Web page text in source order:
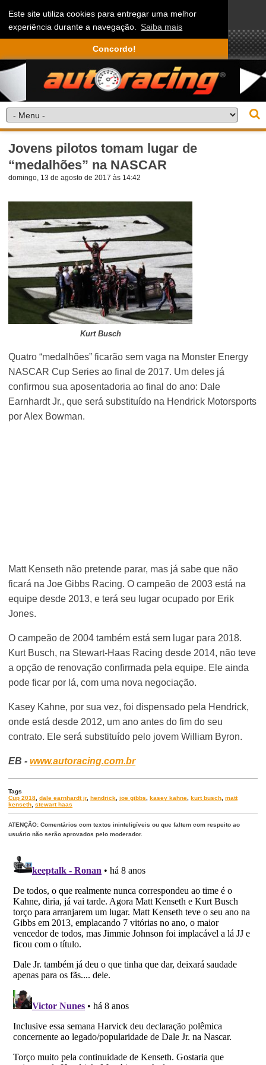
Este site utiliza cookies para entregar uma melhor
experiência durante a navegação. Saiba mais
Concordo!
Jovens pilotos tomam lugar de
“medalhões” na NASCAR
domingo, 13 de agosto de 2017 às 14:42
Kurt Busch
Quatro “medalhões” ficarão sem vaga na Monster Energy
NASCAR Cup Series ao final de 2017. Um deles já
confirmou sua aposentadoria ao final do ano: Dale
Earnhardt Jr., que será substituído na Hendrick Motorsports
por Alex Bowman.
Matt Kenseth não pretende parar, mas já sabe que não
ficará na Joe Gibbs Racing. O campeão de 2003 está na
equipe desde 2013, e terá seu lugar ocupado por Erik
Jones.
O campeão de 2004 também está sem lugar para 2018.
Kurt Busch, na Stewart-Haas Racing desde 2014, não teve
a opção de renovação confirmada pela equipe. Ele ainda
pode ficar por lá, com uma nova negociação.
Kasey Kahne, por sua vez, foi dispensado pela Hendrick,
onde está desde 2012, um ano antes do fim do seu
contrato. Ele será substituído pelo jovem William Byron.
EB -www.autoracing.com.br
Tags
Cup 2018,dale earnhardt jr, hendrick,joe gibbs, kasey kahne, kurt busch,matt
kenseth,stewart haas
ATENÇÃO: Comentários com textos ininteligíveis ou que faltem com respeito ao
usuário não serão aprovados pelo moderador.